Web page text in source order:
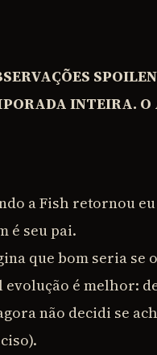
INTEIRA. O
a Fish retornou
é seu pai.
que bom seria se
evolução é melhor:
não decidi se